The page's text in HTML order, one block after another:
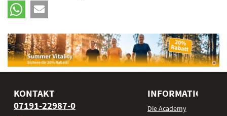
KONTAKT
07191-22987-0
INFORMATIONEN
Die Academy